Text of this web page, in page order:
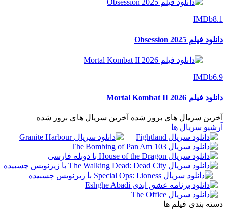
IMDb8.1
دانلود فیلم Obsession 2025
IMDb6.9
دانلود فیلم Mortal Kombat II 2026
آخرین سریال های بروز شده آخرین سریال های بروز شده
آرشیو سریال ها
دسته بندی فیلم ها